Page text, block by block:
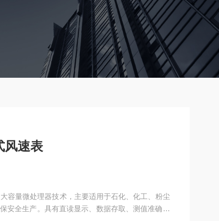
风速表
容量微处理器技术，主要适用于石化、化工、粉尘
安全生产。具有直读显示、数据存取、测值准确、